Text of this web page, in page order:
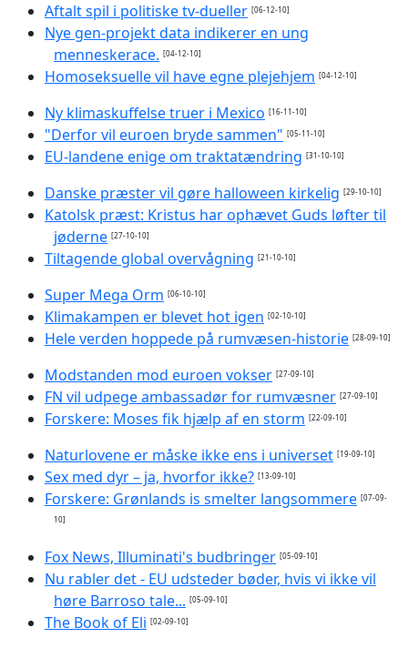
Aftalt spil i politiske tv-dueller [06-12-10]
Nye gen-projekt data indikerer en ung
menneskerace. [04-12-10]
Homoseksuelle vil have egne plejehjem [04-12-10]
Ny klimaskuffelse truer i Mexico [16-11-10]
"Derfor vil euroen bryde sammen" [05-11-10]
EU-landene enige om traktatændring [31-10-10]
Danske præster vil gøre halloween kirkelig [29-10-10]
Katolsk præst: Kristus har ophævet Guds løfter til
jøderne [27-10-10]
Tiltagende global overvågning [21-10-10]
Super Mega Orm [06-10-10]
Klimakampen er blevet hot igen [02-10-10]
Hele verden hoppede på rumvæsen-historie [28-09-10]
Modstanden mod euroen vokser [27-09-10]
FN vil udpege ambassadør for rumvæsner [27-09-10]
Forskere: Moses fik hjælp af en storm [22-09-10]
Naturlovene er måske ikke ens i universet [19-09-10]
Sex med dyr – ja, hvorfor ikke? [13-09-10]
Forskere: Grønlands is smelter langsommere [07-09-
10]
Fox News, Illuminati's budbringer [05-09-10]
Nu rabler det - EU udsteder bøder, hvis vi ikke vil
høre Barroso tale... [05-09-10]
The Book of Eli [02-09-10]